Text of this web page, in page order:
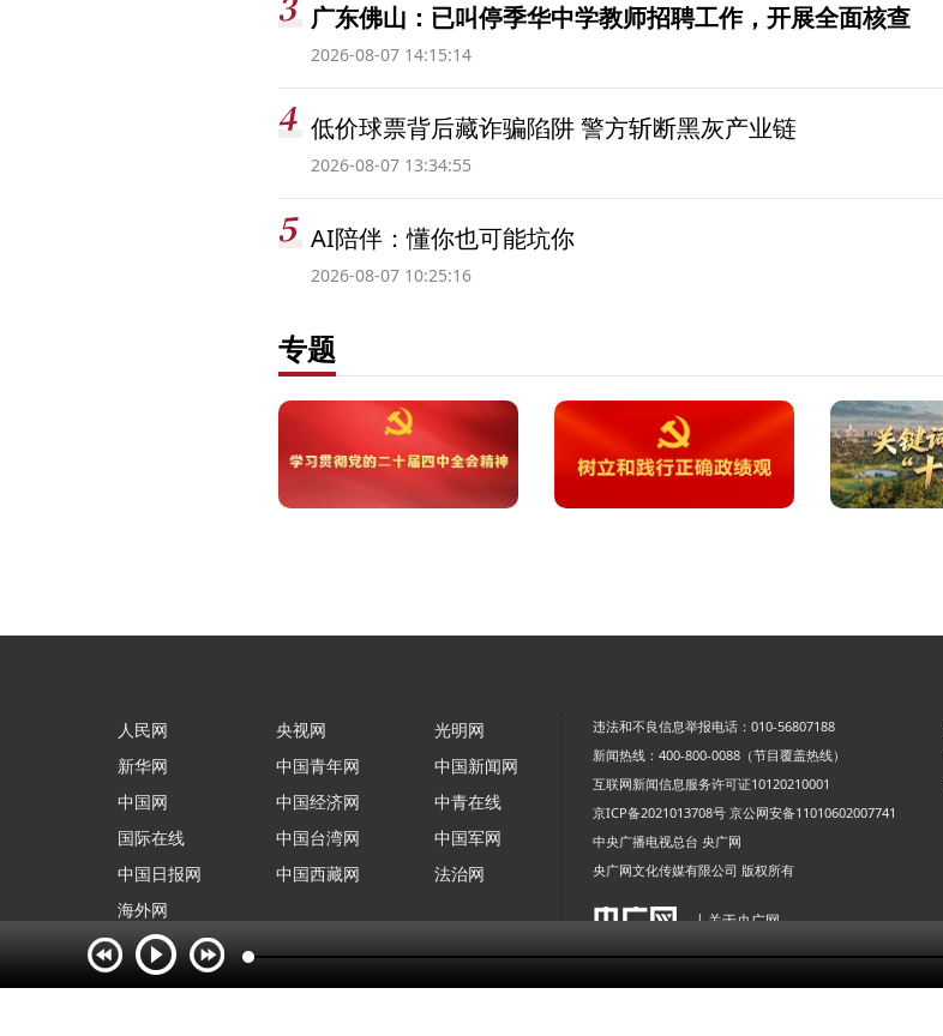
广东佛山：已叫停季华中学教师招聘工作，开展全面核查
2026-08-07 14:15:14
低价球票背后藏诈骗陷阱 警方斩断黑灰产业链
2026-08-07 13:34:55
AI陪伴：懂你也可能坑你
2026-08-07 10:25:16
专题
人民网
新华网
中国网
国际在线
中国日报网
海外网
央视网
中国青年网
中国经济网
中国台湾网
中国西藏网
光明网
中国新闻网
中青在线
中国军网
法治网
违法和不良信息举报电话：010-56807188
新闻热线：400-800-0088（节目覆盖热线）
互联网新闻信息服务许可证10120210001
京ICP备2021013708号 京公网安备11010602007741
中央广播电视总台 央广网
央广网文化传媒有限公司 版权所有
| 关于央广网